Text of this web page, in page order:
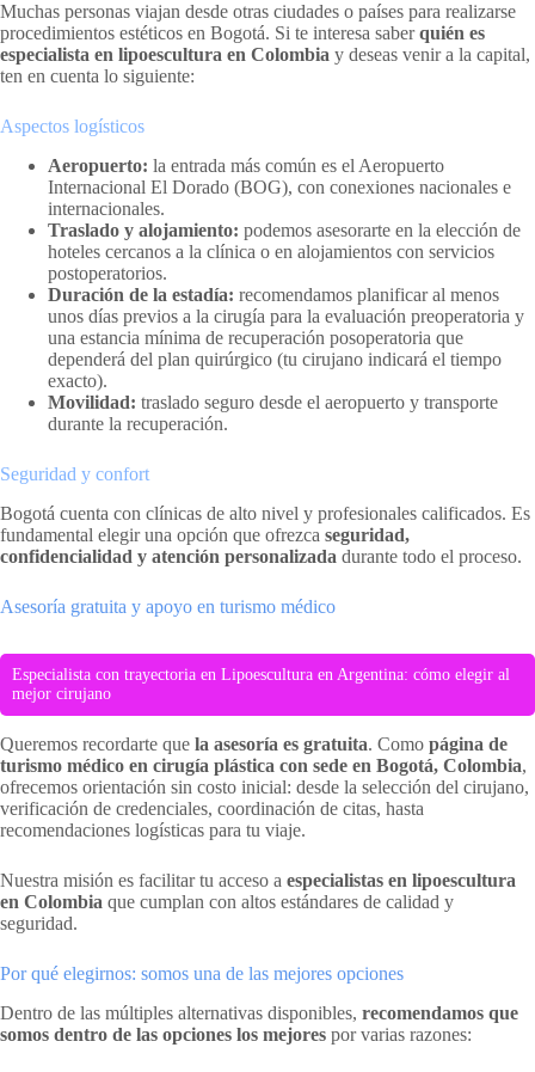
Muchas personas viajan desde otras ciudades o países para realizarse
procedimientos estéticos en Bogotá. Si te interesa saberquién es
especialista en lipoescultura en Colombia y deseas venir a la capital,
ten en cuenta lo siguiente:
Aspectos logísticos
Aeropuerto: la entrada más común es el Aeropuerto
Internacional El Dorado (BOG), con conexiones nacionales e
internacionales.
Traslado y alojamiento: podemos asesorarte en la elección de
hoteles cercanos a la clínica o en alojamientos con servicios
postoperatorios.
Duración de la estadía: recomendamos planificar al menos
unos días previos a la cirugía para la evaluación preoperatoria y
una estancia mínima de recuperación posoperatoria que
dependerá del plan quirúrgico (tu cirujano indicará el tiempo
exacto).
Movilidad: traslado seguro desde el aeropuerto y transporte
durante la recuperación.
Seguridad y confort
Bogotá cuenta con clínicas de alto nivel y profesionales calificados. Es
fundamental elegir una opción que ofrezca seguridad,
confidencialidad y atención personalizada durante todo el proceso.
Asesoría gratuita y apoyo en turismo médico
Especialista con trayectoria en Lipoescultura en Argentina: cómo elegir al
mejor cirujano
Queremos recordarte que la asesoría es gratuita. Como página de
turismo médico en cirugía plástica con sede en Bogotá, Colombia,
ofrecemos orientación sin costo inicial: desde la selección del cirujano,
verificación de credenciales, coordinación de citas, hasta
recomendaciones logísticas para tu viaje.
Nuestra misión es facilitar tu acceso a especialistas en lipoescultura
en Colombia que cumplan con altos estándares de calidad y
seguridad.
Por qué elegirnos: somos una de las mejores opciones
Dentro de las múltiples alternativas disponibles, recomendamos que
somos dentro de las opciones los mejores por varias razones: